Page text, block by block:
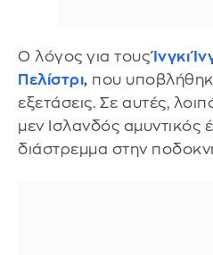
Ο λόγος για τους Ίνγκι
Πελίστρι, που
εξετάσεις. Σε αυτές,
μεν Ισλανδός αμυντικός
διάστρεμμα στην